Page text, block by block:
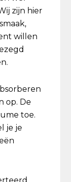
zijn hier
willen
op. De
toe.
je je